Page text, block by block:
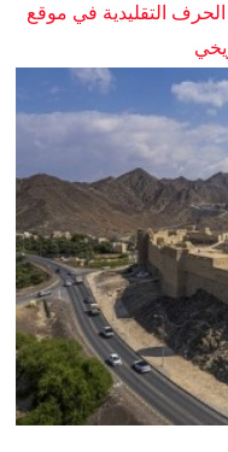
الحرف التقليدية في موقع